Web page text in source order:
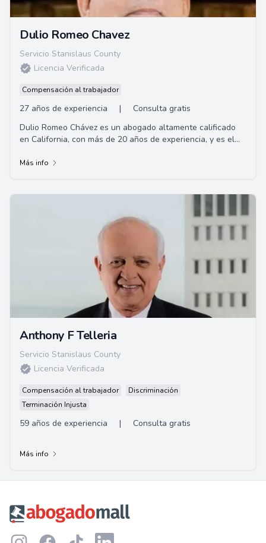
Dulio Romeo Chavez
Servicio Stanislaus County
Licencia Verificada
Compensación al trabajador
27 años de experiencia |
Consulta gratis
Dulio Romeo Chávez es un abogado altamente calificado
en California, con más de 20 años de experiencia, y es el
Más info
Anthony F Telleria
Servicio Stanislaus County
Licencia Verificada
Compensación al trabajador
Discriminación
Terminación Injusta
59 años de experiencia | Consulta gratis
Más info
InstagramFacebookTikTok LinkedIn